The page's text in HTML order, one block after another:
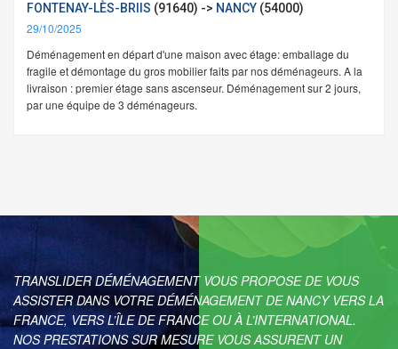
FONTENAY-LÈS-BRIIS (91640) -> NANCY (54000)
29/10/2025
Déménagement en départ d'une maison avec étage: emballage du
fragile et démontage du gros mobilier faits par nos déménageurs. A la
livraison : premier étage sans ascenseur. Déménagement sur 2 jours,
par une équipe de 3 déménageurs.
TRANSLIDER DÉMÉNAGEMENT VOUS PROPOSE DE VOUS
ASSISTER DANS VOTRE DÉMÉNAGEMENT DE NANCY VERS LA
FRANCE, VERS L’ÎLE DE FRANCE OU À L’INTERNATIONAL.
NOS PRESTATIONS SUR MESURE VOUS ASSURENT UN